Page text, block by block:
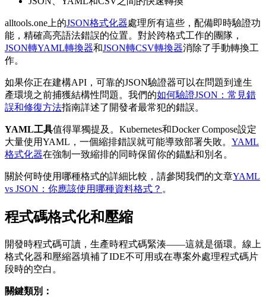
alltools.one上的JSON格式化器處理所有這些，配備即時驗證功
能，精確高亮語法錯誤的位置。對於跨格式工作的團隊，
JSON轉YAML轉換器和JSON轉CSV轉換器消除了手動轉換工
作。
如果你正在建構API，可靠的JSON驗證器可以在問題到達生
產環境之前捕獲結構性問題。我們的如何驗證JSON：常見錯
誤和修復方法指南詳述了開發者最常犯的錯誤。
YAML工具值得單獨提及。Kubernetes和Docker Compose設定
大量使用YAML，一個縮排錯誤就可能導致部署失敗。 YAML
格式化器在強制一致縮排的同時保留你的錨點和別名。
關於何時使用哪種格式的詳細比較，請參閱我們的文章YAML
vs JSON：你應該使用哪種資料格式？ 。
程式碼格式化和壓縮
開發時程式碼可讀，生產時程式碼緊湊——這就是循環。線上
格式化器和壓縮器填補了IDE不可用或在專案外處理程式碼片
段時的空白。
關鍵類別：